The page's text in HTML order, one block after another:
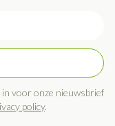
voor onze nieuwsbrief
policy.